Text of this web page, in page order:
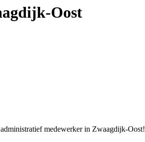
Oost
medewerker in Zwaagdijk-Oost!